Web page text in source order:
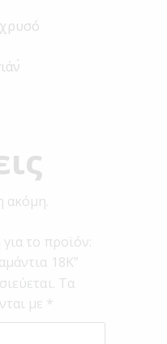
ακόμη.
το προϊόν:
18Κ”
Τα
με *